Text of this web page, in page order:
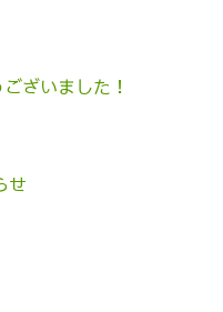
ざいました！
せ